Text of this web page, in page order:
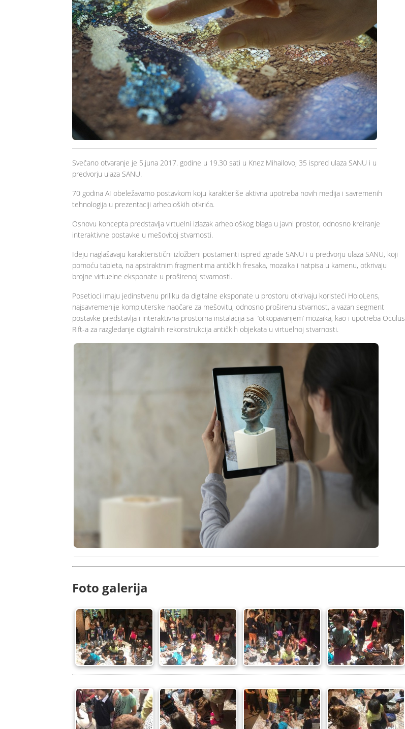
Svečano otvaranje je 5.juna 2017. godine u 19.30 sati u Knez Mihailovoj 35 ispred ulaza SANU i u
predvorju ulaza SANU.
70 godina AI obeležavamo postavkom koju karakteriše aktivna upotreba novih medija i savremenih
tehnologija u prezentaciji arheoloških otkrića.
Osnovu koncepta predstavlja virtuelni izlazak arheološkog blaga u javni prostor, odnosno kreiranje
interaktivne postavke u mešovitoj stvarnosti.
Ideju naglašavaju karakteristični izložbeni postamenti ispred zgrade SANU i u predvorju ulaza SANU, koji
pomoću tableta, na apstraktnim fragmentima antičkih fresaka, mozaika i natpisa u kamenu, otkrivaju
brojne virtuelne eksponate u proširenoj stvarnosti.
Posetioci imaju jedinstvenu priliku da digitalne eksponate u prostoru otkrivaju koristeći HoloLens,
najsavremenije kompjuterske naočare za mešovitu, odnosno proširenu stvarnost, a vazan segment
postavke predstavlja i interaktivna prostorna instalacija sa ‘otkopavanjem’ mozaika, kao i upotreba Oculus
Rift-a za razgledanje digitalnih rekonstrukcija antičkih objekata u virtuelnoj stvarnosti.
Foto galerija